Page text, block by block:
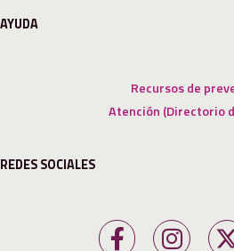
AYUDA
Recursos de
Atención (Directorio
REDES SOCIALES